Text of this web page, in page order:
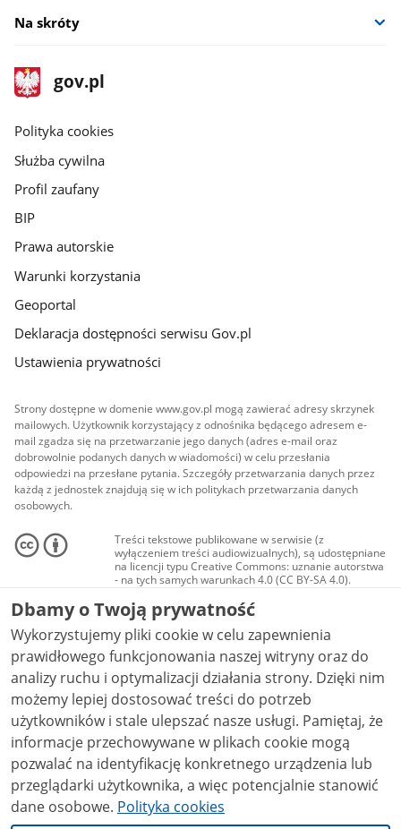
Na skróty
stopka
gov.pl
Strona
gov.pl
gov.pl
Polityka cookies
Służba cywilna
Profil zaufany
BIP
Prawa autorskie
Warunki korzystania
Geoportal
Deklaracja dostępności serwisu Gov.pl
Ustawienia prywatności
Strony dostępne w domenie www.gov.pl mogą zawierać adresy skrzynek
mailowych. Użytkownik korzystający z odnośnika będącego adresem e-
mail zgadza się na przetwarzanie jego danych (adres e-mail oraz
dobrowolnie podanych danych w wiadomości) w celu przesłania
odpowiedzi na przesłane pytania. Szczegóły przetwarzania danych przez
każdą z jednostek znajdują się w ich politykach przetwarzania danych
osobowych.
Treści tekstowe publikowane w serwisie (z
wyłączeniem treści audiowizualnych), są udostępniane
na licencji typu Creative Commons: uznanie autorstwa
- na tych samych warunkach 4.0 (CC BY-SA 4.0).
Materiały audiowizualne, w tym zdjęcia, materiały
audio i wideo, są udostępniane na licencji typu
Creative Commons: uznanie autorstwa użycie
niekomercyjne - bez utworów zależnych 4.0 (CC BY-
NC-ND 4.0), o ile nie jest to stwierdzone inaczej.
Dbamy o Twoją prywatność
Wykorzystujemy pliki cookie w celu zapewnienia
prawidłowego funkcjonowania naszej witryny oraz do
analizy ruchu i optymalizacji działania strony. Dzięki nim
możemy lepiej dostosować treści do potrzeb
użytkowników i stale ulepszać nasze usługi. Pamiętaj, że
informacje przechowywane w plikach cookie mogą
pozwalać na identyfikację konkretnego urządzenia lub
przeglądarki użytkownika, a więc potencjalnie stanowić
dane osobowe. Polityka cookies